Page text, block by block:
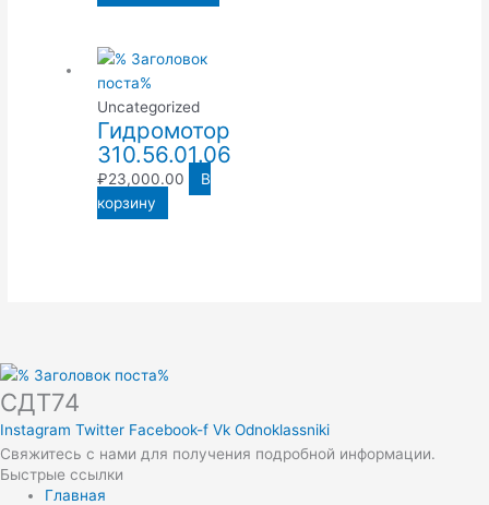
Uncategorized
Гидромотор
310.56.01.06
₽23,000.00
В
корзину
СДТ74
Instagram Twitter Facebook-f Vk Odnoklassniki
Свяжитесь с нами для получения подробной информации.
Быстрые ссылки
Главная